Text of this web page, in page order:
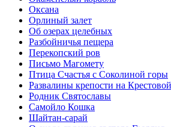
Оксана
Орлиный залет
Об озерах целебных
Разбойничья пещера
Перекопский ров
Письмо Магомету
Птица Счастья с Соколиной горы
Развалины крепости на
Родник Святославы
Самойло Кошка
Шайтан-сарай